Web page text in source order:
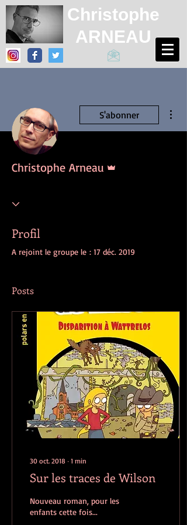
Christophe
ARNEAU
S'abonner
Christophe Arneau
Profil
A rejoint le groupe le : 17 déc. 2019
Posts
30 oct. 2018 ∙ 1 min
Sur les traces de Wilson
Nouveau roman, pour les
enfants cette fois...